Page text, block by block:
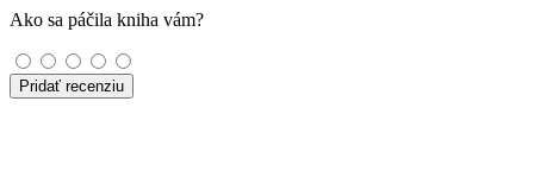
Ako sa páčila kniha vám?
Pridať recenziu